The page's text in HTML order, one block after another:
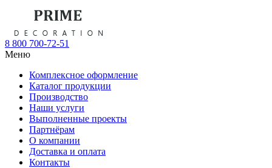
8 800 700-72-51
Меню
Комплексное оформление
Каталог продукции
Производство
Наши услуги
Выполненные проекты
Партнёрам
О компании
Доставка и оплата
Контакты